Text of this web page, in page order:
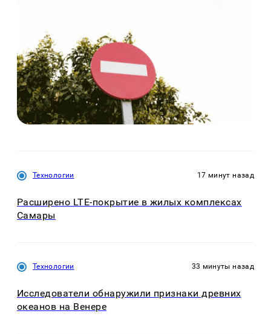
Технологии 17 минут назад
Расширено LTE-покрытие в жилых комплексах
Самары
Технологии 33 минуты назад
Исследователи обнаружили признаки древних
океанов на Венере